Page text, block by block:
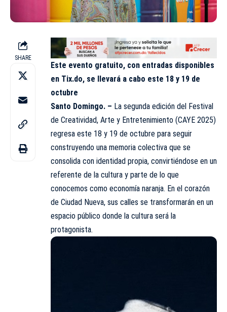
SHARE
Este evento gratuito, con entradas disponibles
en Tix.do, se llevará a cabo este 18 y 19 de
octubre
Santo Domingo. – La segunda edición del Festival
de Creatividad, Arte y Entretenimiento (CAYE 2025)
regresa este 18 y 19 de octubre para seguir
construyendo una memoria colectiva que se
consolida con identidad propia, convirtiéndose en un
referente de la cultura y parte de lo que
conocemos como economía naranja. En el corazón
de Ciudad Nueva, sus calles se transformarán en un
espacio público donde la cultura será la
protagonista.